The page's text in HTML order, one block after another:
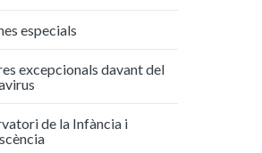
especials
excepcionals davant del
de la Infància i